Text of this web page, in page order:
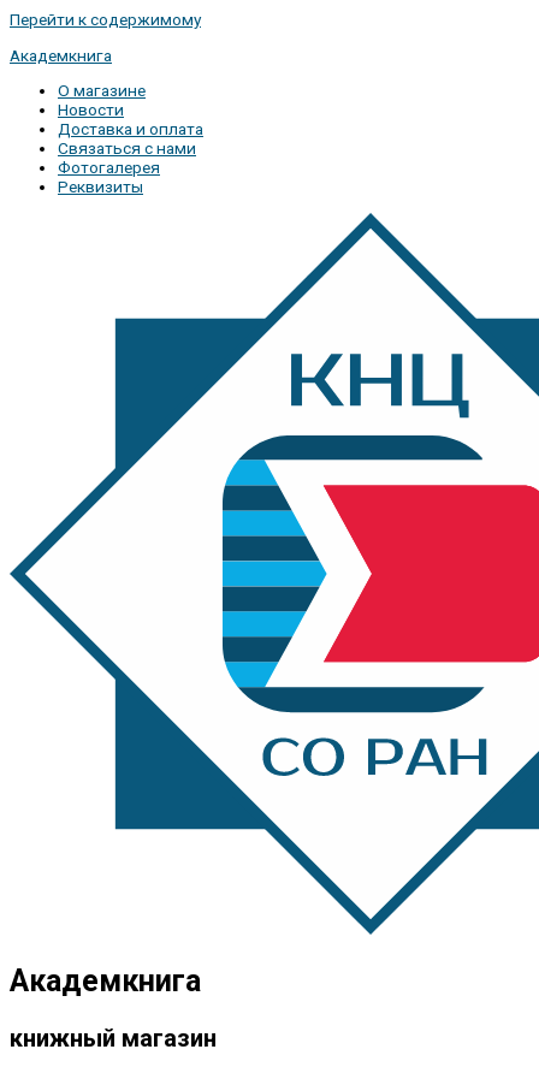
Перейти к содержимому
Академкнига
О магазине
Новости
Доставка и оплата
Связаться с нами
Фотогалерея
Реквизиты
Академкнига
книжный магазин